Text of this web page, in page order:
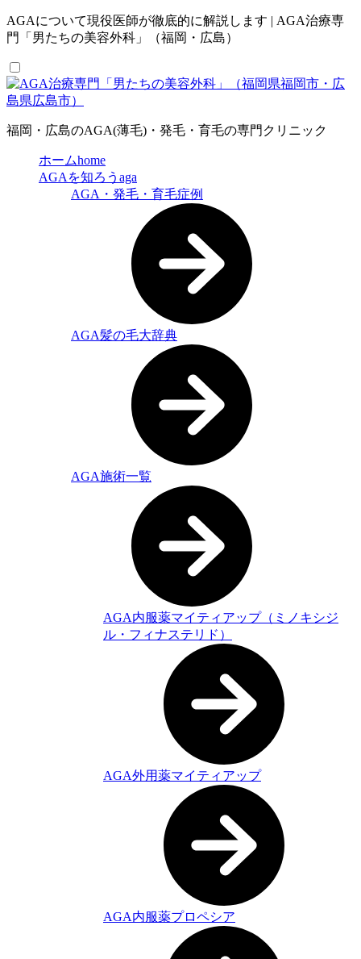
AGAについて現役医師が徹底的に解説します | AGA治療専
門「男たちの美容外科」（福岡・広島）
福岡・広島のAGA(薄毛)・発毛・育毛の専門クリニック
ホームhome
AGAを知ろう aga
AGA・発毛・育毛症例
AGA髪の毛大辞典
AGA施術一覧
AGA内服薬マイティアップ（ミノキシジ
ル・フィナステリド）
AGA外用薬マイティアップ
AGA内服薬プロペシア